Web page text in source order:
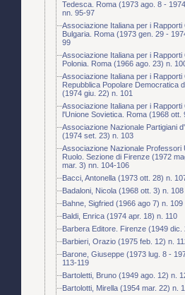
Tedesca. Roma (1973 ago. 8 -
nn. 95-97
Associazione Italiana per i Rapporti
Bulgaria. Roma (1973 gen. 29 -
99
Associazione Italiana per i Rapporti
Polonia. Roma (1966 ago. 23) n.
Associazione Italiana per i Rapporti
Repubblica Popolare Democratica
(1974 giu. 22) n. 101
Associazione Italiana per i Rapporti
l'Unione Sovietica. Roma (1968 ott.
Associazione Nazionale Partigiani
(1974 set. 23) n. 103
Associazione Nazionale Professori
Ruolo. Sezione di Firenze (1972
mar. 3) nn. 104-106
Bacci, Antonella (1973 ott. 28) n.
Badaloni, Nicola (1968 ott. 3) n. 108
Bahne, Sigfried (1966 ago 7) n. 109
Baldi, Enrica (1974 apr. 18) n. 110
Barbera Editore. Firenze (1949 dic.
Barbieri, Orazio (1975 feb. 12) n.
Barone, Giuseppe (1973 lug. 8 -
113-119
Bartoletti, Bruno (1949 ago. 12) n.
Bartolotti, Mirella (1954 mar. 22) n.